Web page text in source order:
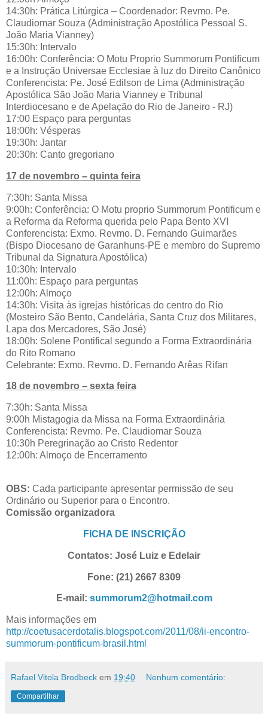
14:30h: Prática Litúrgica – Coordenador: Revmo. Pe.
Claudiomar Souza (Administração Apostólica Pessoal S.
João Maria Vianney)
15:30h: Intervalo
16:00h: Conferência: O Motu Proprio Summorum Pontificum
e a Instrução Universae Ecclesiae à luz do Direito Canônico
Conferencista: Pe. José Edilson de Lima (Administração
Apostólica São João Maria Vianney e Tribunal
Interdiocesano e de Apelação do Rio de Janeiro - RJ)
17:00 Espaço para perguntas
18:00h: Vésperas
19:30h: Jantar
20:30h: Canto gregoriano
17 de novembro – quinta feira
7:30h: Santa Missa
9:00h: Conferência: O Motu proprio Summorum Pontificum e
a Reforma da Reforma querida pelo Papa Bento XVI
Conferencista: Exmo. Revmo. D. Fernando Guimarães
(Bispo Diocesano de Garanhuns-PE e membro do Supremo
Tribunal da Signatura Apostólica)
10:30h: Intervalo
11:00h: Espaço para perguntas
12:00h: Almoço
14:30h: Visita às igrejas históricas do centro do Rio
(Mosteiro São Bento, Candelária, Santa Cruz dos Militares,
Lapa dos Mercadores, São José)
18:00h: Solene Pontifical segundo a Forma Extraordinária
do Rito Romano
Celebrante: Exmo. Revmo. D. Fernando Arêas Rifan
18 de novembro – sexta feira
7:30h: Santa Missa
9:00h Mistagogia da Missa na Forma Extraordinária
Conferencista: Revmo. Pe. Claudiomar Souza
10:30h Peregrinação ao Cristo Redentor
12:00h: Almoço de Encerramento
OBS: Cada participante apresentar permissão de seu
Ordinário ou Superior para o Encontro.
Comissão organizadora
FICHA DE INSCRIÇÃO
Contatos: José Luiz e Edelair
Fone: (21) 2667 8309
E-mail: summorum2@hotmail.com
Mais informações em
http://coetusacerdotalis.blogspot.com/2011/08/ii-encontro-
summorum-pontificum-brasil.html
Rafael Vitola Brodbeck em 19:40 Nenhum comentário:
Compartilhar